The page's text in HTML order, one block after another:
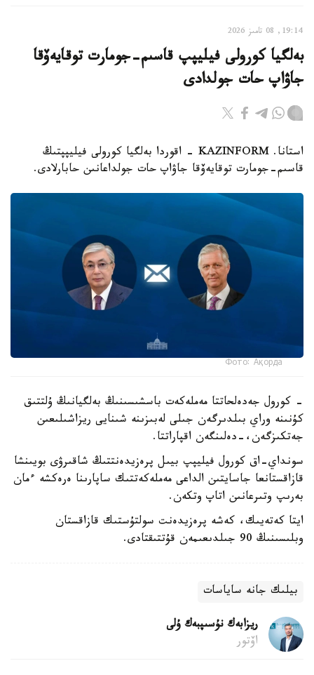
19:14, 08 تامىز 2026
بەلگيا كورولى فيليپپ قاسىم-جومارت توقايەۆقا
جاۋاپ حات جولدادى
استانا. KAZINFORM - اقوردا بەلگيا كورولى فيليپپتىڭ
قاسىم-جومارت توقايەۆقا جاۋاپ حات جولداعانىن حابارلادى.
Фото: Ақорда
- كورول جەدەلحاتتا مەملەكەت باسشىسىنىڭ بەلگيانىڭ ۇلتتىق
كۇنىنە وراي بىلدىرگەن جىلى لەبىزىنە شىنايى ريزاشىلىعىن
جەتكىزگەن،-دەلىنگەن اقپاراتتا.
سونداي-اق كورول فيليپپ بيىل پرەزيدەنتتىڭ شاقىرۋى بويىنشا
قازاقستانعا جاسايتىن الداعى مەملەكەتتىك ساپارىنا ەرەكشە ءمان
بەرىپ وتىرعانىن اتاپ وتكەن.
ايتا كەتەيىك، كەشە پرەزيدەنت سولتۇستىك قازاقستان
وبلىسىنىڭ 90 جىلدىعىمەن قۇتتىقتادى.
بيلىك جانە ساياسات
ريزابەك نۇسىپبەك ۇلى
اۆتور